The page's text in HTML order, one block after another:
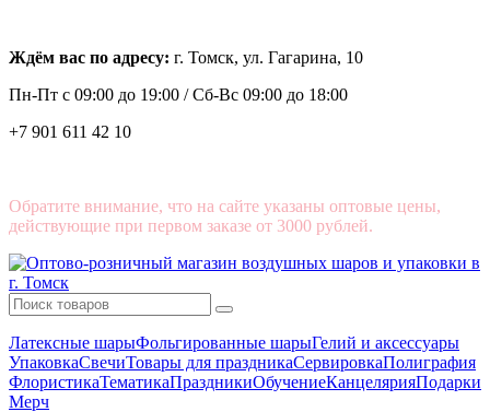
Ждём вас по адресу: г. Томск, ул. Гагарина, 10
Пн-Пт с 09:00 до 19:00 /Сб-Вс 09:00 до 18:00
+7 901 611 42 10
Обратите внимание, что на сайте указаны оптовые цены,
действующие при первом заказе от 3000 рублей.
Латексные шарыФольгированные шарыГелий и аксессуары
УпаковкаСвечиТовары для праздникаСервировкаПолиграфия
ФлористикаТематикаПраздникиОбучениеКанцелярияПодарки
Мерч